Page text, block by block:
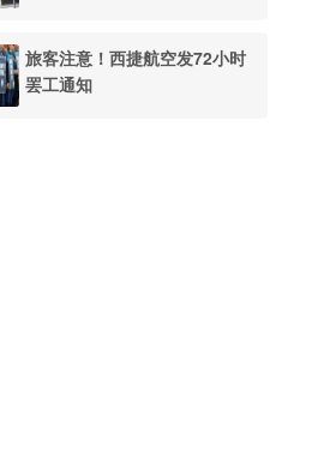
旅客注意！西捷航空发72小时
罢工通知